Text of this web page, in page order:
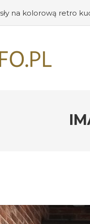
na kolorową retro
#Przywitanie gości:
ożywić swoje